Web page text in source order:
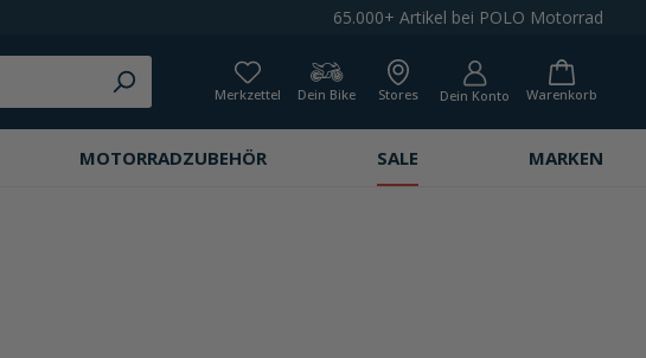
65.000+ Artikel bei POLO Motorrad
Merkzettel Dein Bike Stores Dein Konto Warenkorb
MOTORRADZUBEHÖR SALE MARKEN